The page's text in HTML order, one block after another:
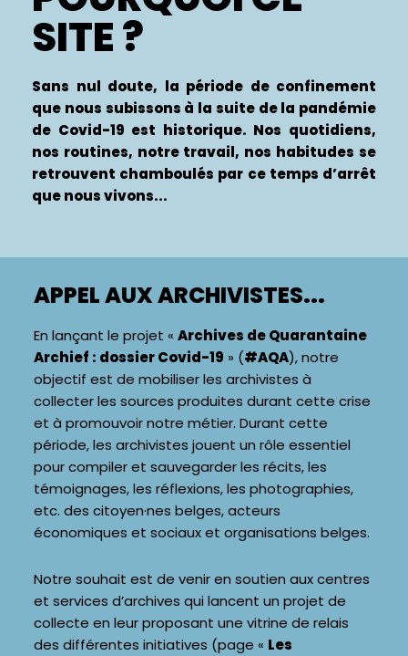
SITE ?
Sans nul doute, la période de confinement
que nous subissons à la suite de la pandémie
de Covid-19 est historique. Nos quotidiens,
nos routines, notre travail, nos habitudes se
retrouvent chamboulés par ce temps d’arrêt
que nous vivons...
APPEL AUX ARCHIVISTES...
En lançant le projet « Archives de Quarantaine
Archief : dossier Covid-19 » (#AQA), notre
objectif est de mobiliser les archivistes à
collecter les sources produites durant cette crise
et à promouvoir notre métier. Durant cette
période, les archivistes jouent un rôle essentiel
pour compiler et sauvegarder les récits, les
témoignages, les réflexions, les photographies,
etc. des citoyen·nes belges, acteurs
économiques et sociaux et organisations belges.
Notre souhait est de venir en soutien aux centres
et services d’archives qui lancent un projet de
collecte en leur proposant une vitrine de relais
des différentes initiatives (page « Les